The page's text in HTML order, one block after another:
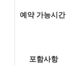
예약 가능시간
포함사항